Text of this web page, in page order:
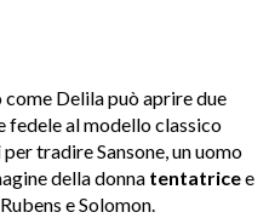
Delila può aprire due
fedele al modello classico
per tradire Sansone, un uomo
della donna tentatricee
e Solomon.